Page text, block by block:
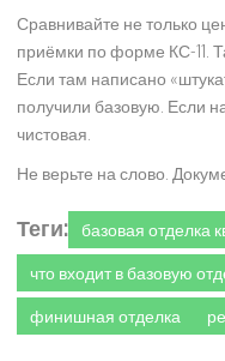
Сравнивайте не только
приёмки по форме КС-11.
Если там написано
получили базовую. Если
чистовая.
Не верьте на слово.
Теги: базовая отделка
что входит в базовую
финишная отделка